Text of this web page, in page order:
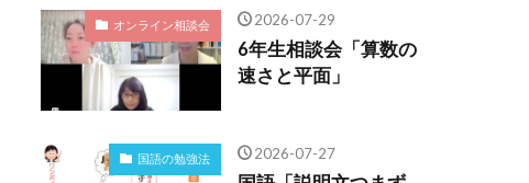
オンライン相談会 2026-07-29
6年生相談会「算数の
速さと平面」
国語の勉強法 2026-07-27